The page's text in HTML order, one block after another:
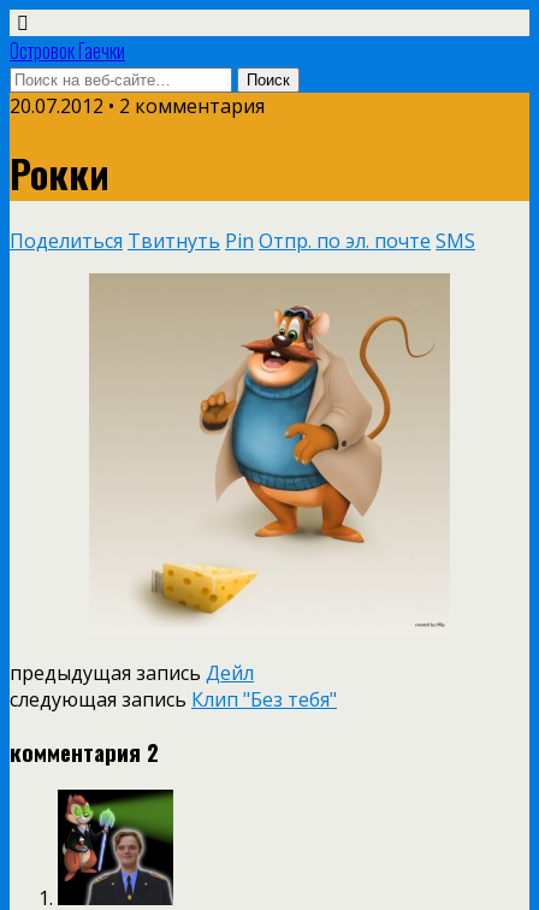
Островок Гаечки
20.07.2012 • 2 комментария
Рокки
Поделиться Твитнуть Pin Отпр. по эл. почте SMS
предыдущая запись Дейл
следующая запись Клип "Без тебя"
комментария 2